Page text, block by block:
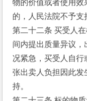
物的价值或者使用效
的，人民法院不予支
第二十二条 买受人
间内提出质量异议
况紧急，买受人自
张出卖人负担因此发
持。